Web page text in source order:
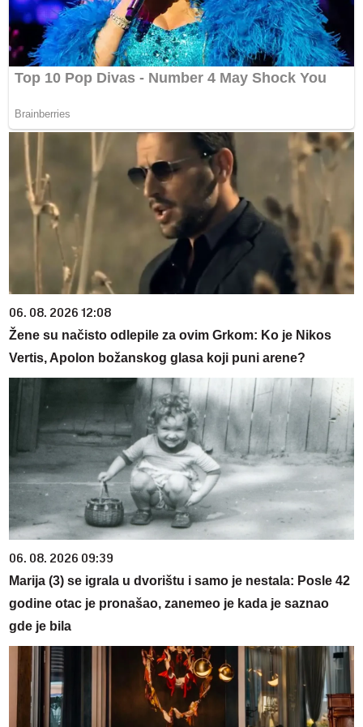
06. 08. 2026 12:08
Žene su načisto odlepile za ovim Grkom: Ko je Nikos
Vertis, Apolon božanskog glasa koji puni arene?
06. 08. 2026 09:39
Marija (3) se igrala u dvorištu i samo je nestala: Posle 42
godine otac je pronašao, zanemeo je kada je saznao
gde je bila